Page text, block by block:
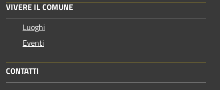
VIVERE IL COMUNE
Luoghi
Eventi
CONTATTI